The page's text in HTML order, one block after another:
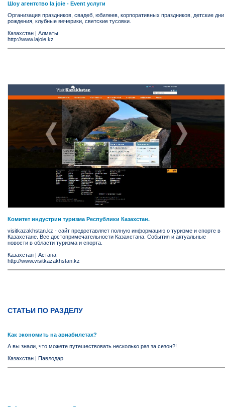
Шоу агентство la joie - Event услуги
Организация праздников, свадеб, юбилеев, корпоративных праздников, детские дни
рождения, клубные вечерики, светские тусовки.
Казахстан
Алматы
http://www.lajoie.kz
Комитет индустрии туризма Республики Казахстан.
visitkazakhstan.kz - сайт предоставляет полную информацию о туризме и спорте в
Казахстане. Все достопримечательности Казахстана. События и актуальные
новости в области туризма и спорта.
Казахстан
Астана
http://www.visitkazakhstan.kz
СТАТЬИ ПО РАЗДЕЛУ
Как экономить на авиабилетах?
А вы знали, что можете путешествовать несколько раз за сезон?!
Казахстан
Павлодар